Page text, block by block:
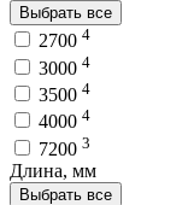
Выбрать все
2700 4
3000 4
3500 4
4000 4
7200 3
Длина, мм
Выбрать все